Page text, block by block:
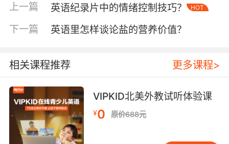
之旅时，不仅能够感受到生命的变化和成长的力
量，还能不知不觉地学习到基础的英语知识。例
如，小毛毛虫每天吃不同数量的食物，从“one
轻松掌握数字的英语表达。
二、兴趣培养的关键
兴趣是最好的老师，对于少儿阅读英文绘本来
说，更是如此。只有当孩子对绘本产生浓厚的兴
趣，他们才会主动去阅读、去探索。
上一篇 英语纪录片中的情绪控制技巧？ HOT
下一篇 英语里怎样谈论盐的营养价值？
相关课程推荐 更多课程>
VIPKID北美外教试听体验课
¥0 原价688元